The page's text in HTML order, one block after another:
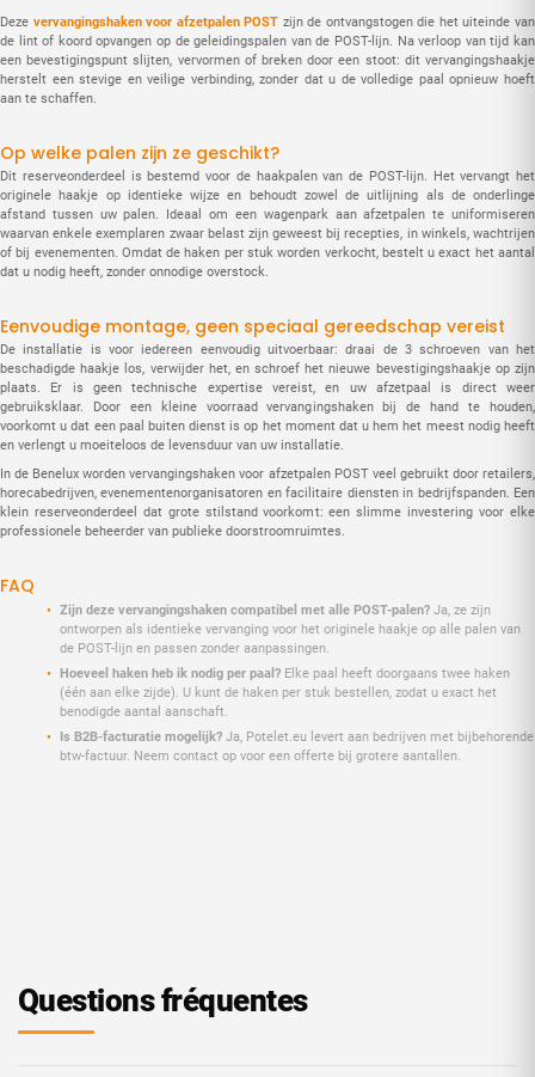
Deze vervangingshaken voor afzetpalen POST zijn de ontvangstogen die het uiteinde van
de lint of koord opvangen op de geleidingspalen van de POST-lijn. Na verloop van tijd kan
een bevestigingspunt slijten, vervormen of breken door een stoot: dit vervangingshaakje
herstelt een stevige en veilige verbinding, zonder dat u de volledige paal opnieuw hoeft
aan te schaffen.
Op welke palen zijn ze geschikt?
Dit reserveonderdeel is bestemd voor de haakpalen van de POST-lijn. Het vervangt het
originele haakje op identieke wijze en behoudt zowel de uitlijning als de onderlinge
afstand tussen uw palen. Ideaal om een wagenpark aan afzetpalen te uniformiseren
waarvan enkele exemplaren zwaar belast zijn geweest bij recepties, in winkels, wachtrijen
of bij evenementen. Omdat de haken per stuk worden verkocht, bestelt u exact het aantal
dat u nodig heeft, zonder onnodige overstock.
Eenvoudige montage, geen speciaal gereedschap vereist
De installatie is voor iedereen eenvoudig uitvoerbaar: draai de 3 schroeven van het
beschadigde haakje los, verwijder het, en schroef het nieuwe bevestigingshaakje op zijn
plaats. Er is geen technische expertise vereist, en uw afzetpaal is direct weer
gebruiksklaar. Door een kleine voorraad vervangingshaken bij de hand te houden,
voorkomt u dat een paal buiten dienst is op het moment dat u hem het meest nodig heeft
en verlengt u moeiteloos de levensduur van uw installatie.
In de Benelux worden vervangingshaken voor afzetpalen POST veel gebruikt door retailers,
horecabedrijven, evenementenorganisatoren en facilitaire diensten in bedrijfspanden. Een
klein reserveonderdeel dat grote stilstand voorkomt: een slimme investering voor elke
professionele beheerder van publieke doorstroomruimtes.
FAQ
Zijn deze vervangingshaken compatibel met alle POST-palen? Ja, ze zijn
ontworpen als identieke vervanging voor het originele haakje op alle palen van
de POST-lijn en passen zonder aanpassingen.
Hoeveel haken heb ik nodig per paal? Elke paal heeft doorgaans twee haken
(één aan elke zijde). U kunt de haken per stuk bestellen, zodat u exact het
benodigde aantal aanschaft.
Is B2B-facturatie mogelijk? Ja, Potelet.eu levert aan bedrijven met bijbehorende
btw-factuur. Neem contact op voor een offerte bij grotere aantallen.
Questions fréquentes